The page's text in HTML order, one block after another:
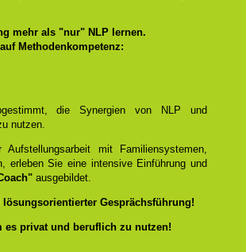
mehr als "nur" NLP lernen.
auf Methodenkompetenz:
die Synergien von NLP und
nutzen.
mit Familiensystemen,
erleben Sie eine intensive Einführung und
ausgebildet.
Gesprächsführung!
es privat und beruflich zu nutzen!